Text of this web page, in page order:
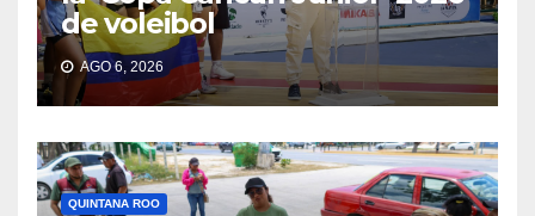
de voleibol
AGO 6, 2026
QUINTANA ROO